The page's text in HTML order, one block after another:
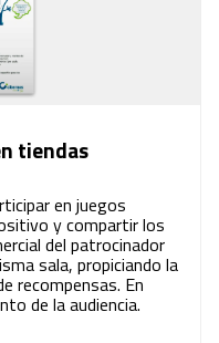
tiendas
en juegos
y compartir los
del patrocinador
sala, propiciando la
recompensas. En
de la audiencia.